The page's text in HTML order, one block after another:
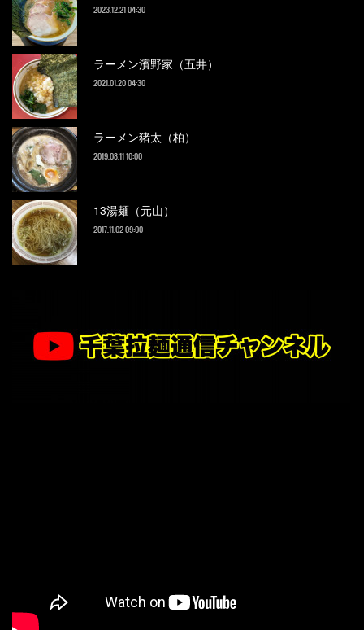
2023.12.21 04:30
ラーメン濱野家（五井）
2021.01.20 04:30
ラーメン猪太（柏）
2019.08.11 10:00
13湯麺（元山）
2017.11.02 09:00